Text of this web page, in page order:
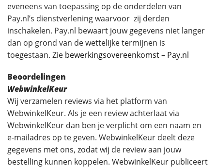
eveneens van toepassing op de onderdelen van
Pay.nl’s dienstverlening waarvoor zij derden
inschakelen. Pay.nl bewaart jouw gegevens niet langer
dan op grond van de wettelijke termijnen is
toegestaan. Zie bewerkingsovereenkomst – Pay.nl
Beoordelingen
WebwinkelKeur
Wij verzamelen reviews via het platform van
WebwinkelKeur. Als je een review achterlaat via
WebwinkelKeur dan ben je verplicht om een naam en
e-mailadres op te geven. WebwinkelKeur deelt deze
gegevens met ons, zodat wij de review aan jouw
bestelling kunnen koppelen. WebwinkelKeur publiceert